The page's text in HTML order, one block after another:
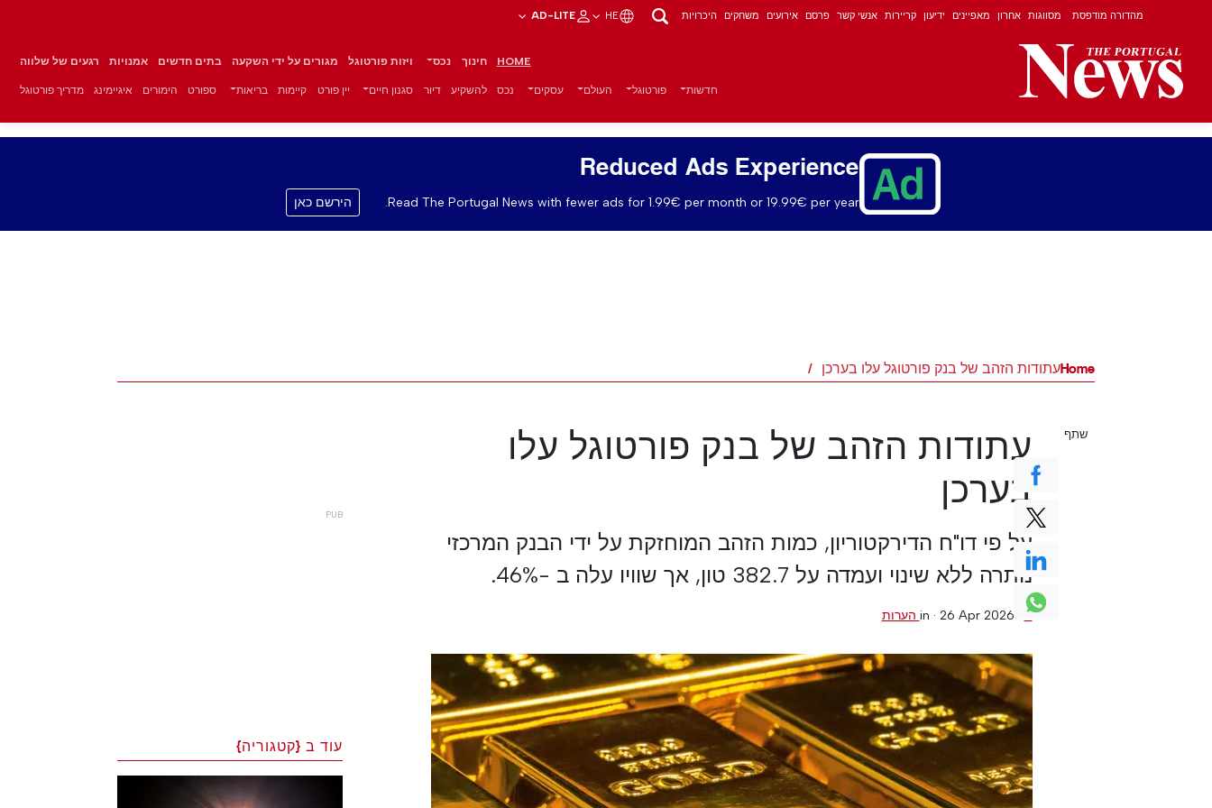
מהדורה מודפסת מסווגות אחרון מאפיינים ידיעון קריירות אנשי קשר פרסם אירועים משחקים היכרויות HE
AD-LITE
HOME חינוך נכס ויזות פורטוגל מגורים על ידי השקעה בתים חדשים אמנויות רגעים של שלווה
חדשות פורטוגל העולם עסקים נכס להשקיע דיור סגנון חיים יין פורט קיימות בריאות ספורט הימורים איגיימינג מדריך פורטוגל
Reduced Ads Experience
Read The Portugal News with fewer ads for 1.99€ per month or 19.99€ per year. הירשם כאן
Homeעתודות הזהב של בנק פורטוגל עלו בערכן
עתודות הזהב של בנק פורטוגל עלו
בערכן
על פי דו"ח הדירקטוריון, כמות הזהב המוחזקת על ידי הבנק המרכזי
נותרה ללא שינוי ועמדה על 382.7 טון, אך שוויו עלה ב -46%.
in · 26 Apr 2026 0 הערות
שתף
עוד ב {קטגוריה}